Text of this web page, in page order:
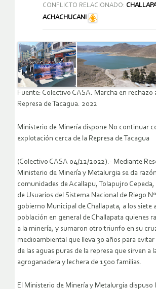
CONFLICTO RELACIONADO:
ACHACHUCANI
Fuente: Colectivo CASA. Marcha en rechazo
Represa de Tacagua. 2022
Ministerio de Minería dispone No continuar
explotación cerca de la Represa de Tacagua
(Colectivo CASA 04/12/2022).- Mediante
Ministerio de Minería y Metalurgia se da
comunidades de Acallapu, Tolapujro Cepeda,
de Usuarios del Sistema Nacional de Riego
gobierno Municipal de Challapata, a los siete
población en general de Challapata quienes
a la minería, y sumaron otro triunfo en su
medioambiental que lleva 30 años para
de las aguas puras de la represa que sirven a
agroganadera y lechera de 1500 familias.
El Ministerio de Minería y Metalurgia dispuso